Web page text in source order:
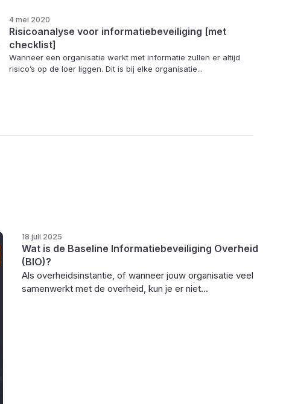
4 mei 2020
Risicoanalyse voor informatiebeveiliging [met
checklist]
Wanneer een organisatie werkt met informatie zullen er altijd
risico’s op de loer liggen. Dit is bij elke organisatie...
18 juli 2025
Wat is de Baseline Informatiebeveiliging Overheid
(BIO)?
Als overheidsinstantie, of wanneer jouw organisatie veel
samenwerkt met de overheid, kun je er niet...